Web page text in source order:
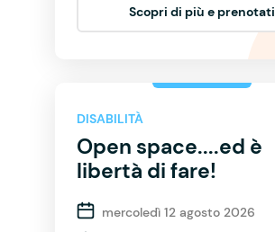
Scopri di più e prenotati
DISABILITÀ
Open space....ed è
libertà di fare!
mercoledì 12 agosto 2026